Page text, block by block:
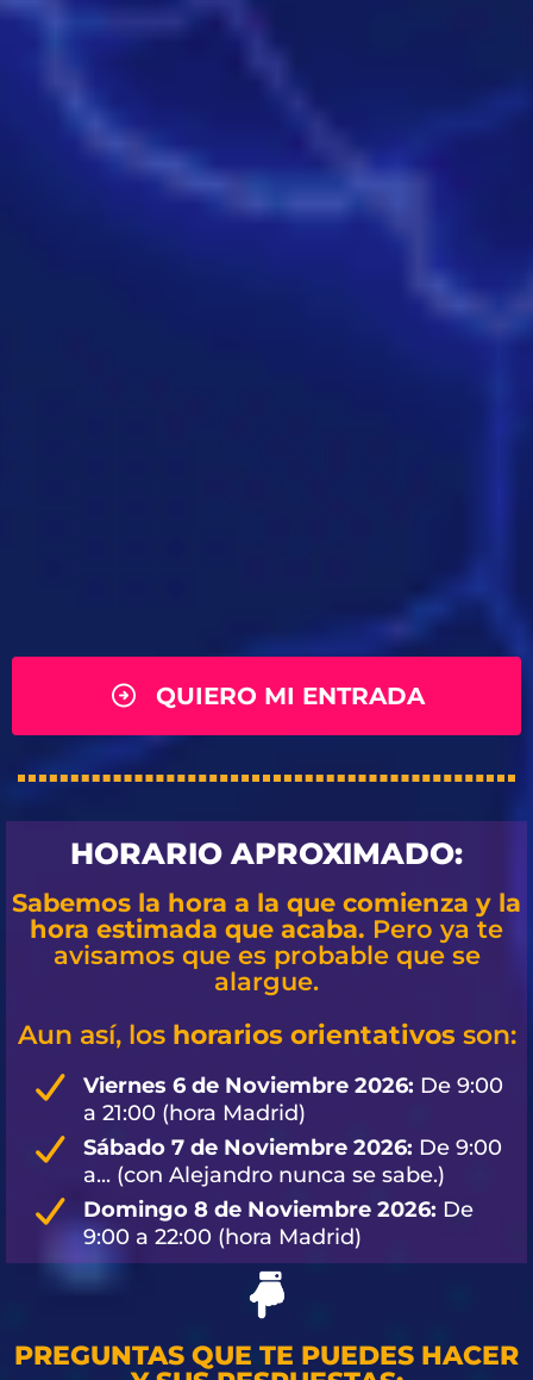
QUIERO MI ENTRADA
HORARIO APROXIMADO:
Sabemos la hora a la que comienza y la
hora estimada que acaba. Pero ya te
avisamos que es probable que se
alargue.
Aun así, los horarios orientativos son:
Viernes 6 de Noviembre 2026: De 9:00
a 21:00 (hora Madrid)
Sábado 7 de Noviembre 2026: De 9:00
a... (con Alejandro nunca se sabe.)
Domingo 8 de Noviembre 2026: De
9:00 a 22:00 (hora Madrid)
PREGUNTAS QUE TE PUEDES HACER